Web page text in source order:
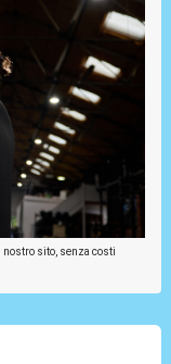
sito, senza costi